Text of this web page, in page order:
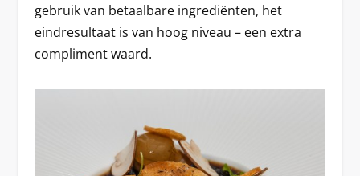
gebruik van betaalbare ingrediënten, het
eindresultaat is van hoog niveau – een extra
compliment waard.